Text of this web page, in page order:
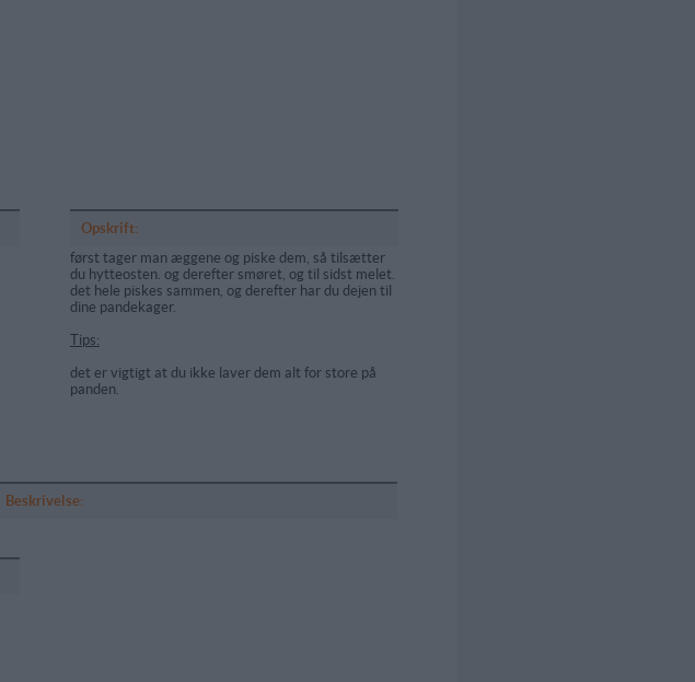
Opskrift:
først tager man æggene og piske dem, så tilsætter
du hytteosten. og derefter smøret, og til sidst melet.
det hele piskes sammen, og derefter har du dejen til
dine pandekager.
Tips:
det er vigtigt at du ikke laver dem alt for store på
panden.
Beskrivelse: